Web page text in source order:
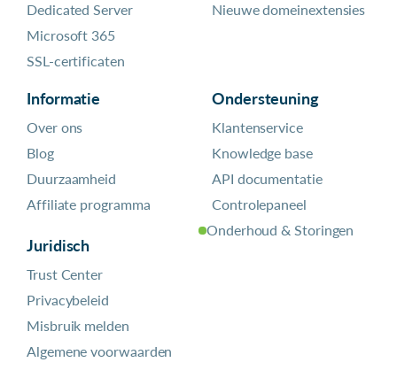
Dedicated Server
Microsoft 365
SSL-certificaten
Nieuwe domeinextensies
Informatie
Over ons
Blog
Duurzaamheid
Affiliate programma
Juridisch
Trust Center
Privacybeleid
Misbruik melden
Algemene voorwaarden
Ondersteuning
Klantenservice
Knowledge base
API documentatie
Controlepaneel
Onderhoud & Storingen